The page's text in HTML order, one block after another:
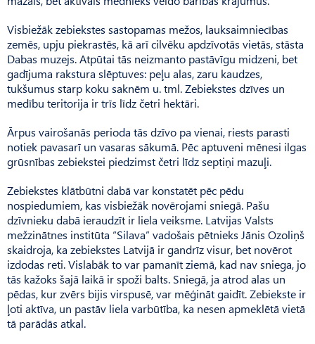
Visbiežāk zebiekstes sastopamas mežos, lauksaimniecības
zemēs, upju piekrastēs, kā arī cilvēku apdzīvotās vietās, stāsta
Dabas muzejs. Atpūtai tās neizmanto pastāvīgu midzeni, bet
gadījuma rakstura slēptuves: peļu alas, zaru kaudzes,
tukšumus starp koku sak­nēm u. tml. Zebiekstes dzīves un
medību teritorija ir trīs līdz četri hektāri.
Ārpus vairošanās perioda tās dzīvo pa vienai, riests parasti
notiek pavasarī un vasaras sākumā. Pēc aptuveni mēnesi ilgas
grūsnības zebiekstei piedzimst četri līdz septiņi mazuļi.
Zebiekstes klātbūtni dabā var konstatēt pēc pēdu
nospiedumiem, kas visbiežāk novērojami sniegā. Pašu
dzīvnieku dabā ieraudzīt ir liela veiksme. Latvijas Valsts
mežzinātnes institūta “Silava” vadošais pētnieks Jānis Ozoliņš
skaidroja, ka zebiekstes Latvijā ir gandrīz visur, bet novērot
izdodas reti. Vislabāk to var pamanīt ziemā, kad nav sniega, jo
tās kažoks šajā laikā ir spoži balts. Sniegā, ja atrod alas un
pēdas, kur zvērs bijis virspusē, var mēģināt gaidīt. Zebiekste ir
ļoti aktīva, un pastāv liela varbūtība, ka nesen apmeklētā vietā
tā parādās atkal.